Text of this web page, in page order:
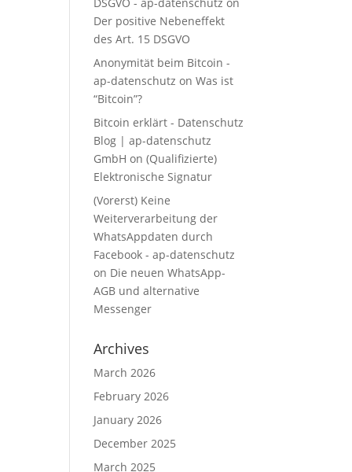
Der positive Nebeneffekt
des Art. 15 DSGVO
Anonymität beim Bitcoin -
ap-datenschutz onWas ist
“Bitcoin”?
Bitcoin erklärt - Datenschutz
Blog | ap-datenschutz
GmbH on(Qualifizierte)
Elektronische Signatur
(Vorerst) Keine
Weiterverarbeitung der
WhatsAppdaten durch
Facebook - ap-datenschutz
on Die neuen WhatsApp-
AGB und alternative
Messenger
Archives
March 2026
February 2026
January 2026
December 2025
March 2025